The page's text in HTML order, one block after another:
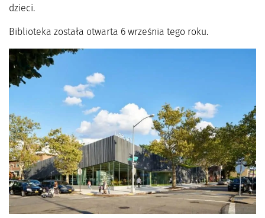
dzieci.
Biblioteka została otwarta 6 września tego roku.